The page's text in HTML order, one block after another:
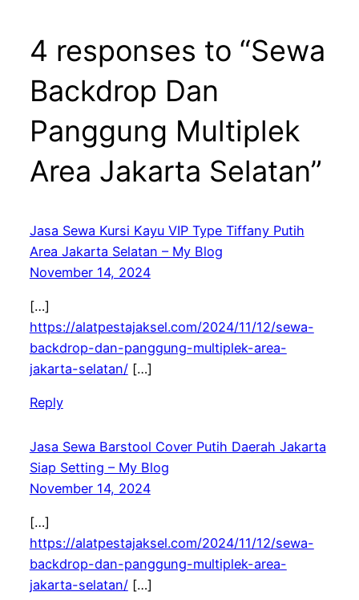
4 responses to “Sewa
Backdrop Dan
Panggung Multiplek
Area Jakarta Selatan”
Jasa Sewa Kursi Kayu VIP Type Tiffany Putih
Area Jakarta Selatan – My Blog
November 14, 2024
[…]
https://alatpestajaksel.com/2024/11/12/sewa-
backdrop-dan-panggung-multiplek-area-
jakarta-selatan/[…]
Reply
Jasa Sewa Barstool Cover Putih Daerah Jakarta
Siap Setting – My Blog
November 14, 2024
[…]
https://alatpestajaksel.com/2024/11/12/sewa-
backdrop-dan-panggung-multiplek-area-
jakarta-selatan/[…]